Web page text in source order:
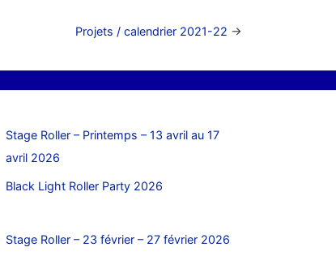
Projets / calendrier 2021-22 →
Stage Roller – Printemps – 13 avril au 17
avril 2026
Black Light Roller Party 2026
Stage Roller – 23 février – 27 février 2026